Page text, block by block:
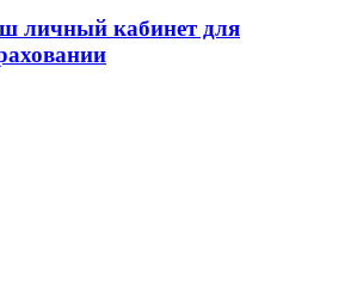
личный кабинет для